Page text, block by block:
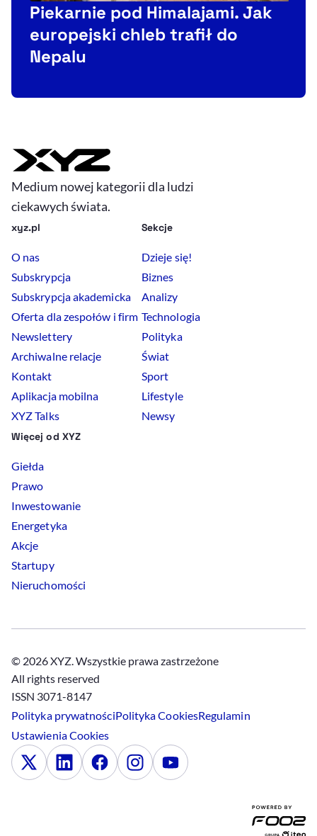
Piekarnie pod Himalajami. Jak
europejski chleb trafił do
Nepalu
Medium nowej kategorii dla ludzi
ciekawych świata.
xyz.pl
O nas
Subskrypcja
Subskrypcja akademicka
Oferta dla zespołów i firm
Newslettery
Archiwalne relacje
Kontakt
Aplikacja mobilna
XYZ Talks
Sekcje
Dzieje się!
Biznes
Analizy
Technologia
Polityka
Świat
Sport
Lifestyle
Newsy
Więcej od XYZ
Giełda
Prawo
Inwestowanie
Energetyka
Akcje
Startupy
Nieruchomości
© 2026 XYZ. Wszystkie prawa zastrzeżone
All rights reserved
ISSN 3071-8147
Polityka prywatnościPolitykaCookiesRegulamin
UstawieniaCookies
x LinkedinFacebookInstagramYoutube